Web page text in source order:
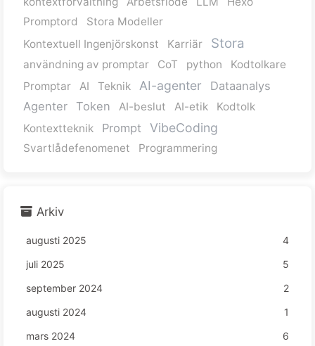
Promptord
Stora Modeller
Kontextuell Ingenjörskonst
Karriär Stora
användning av promptar CoT python
Kodtolkare
Promptar
AI Teknik AI-agenter
Dataanalys
Agenter
Token AI-beslut AI-etik
Kodtolk
Kontextteknik
Prompt VibeCoding
Svartlådefenomenet Programmering
Arkiv
augusti 2025
4
juli 2025
5
september 2024
2
augusti 2024
1
mars 2024
6